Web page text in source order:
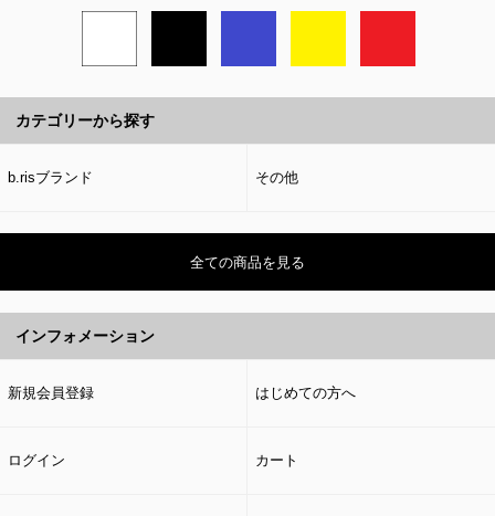
カテゴリーから探す
b.risブランド その他
全ての商品を見る
インフォメーション
新規会員登録 はじめての方へ
ログイン カート